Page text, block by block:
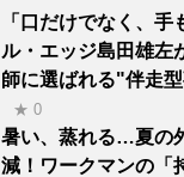
「口だけでなく、
ル・エッジ島田雄左
師に選ばれる"伴走
★ 0
暑い、蒸れる…夏の
減！ワークマンの「